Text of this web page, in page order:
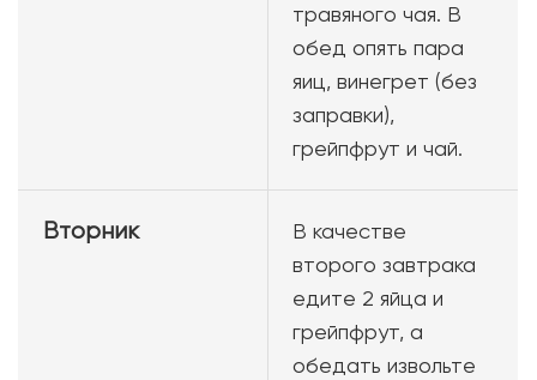
травяного чая. В
обед опять пара
яиц, винегрет (без
заправки),
грейпфрут и чай.
Вторник
В качестве
второго завтрака
едите 2 яйца и
грейпфрут, а
обедать извольте